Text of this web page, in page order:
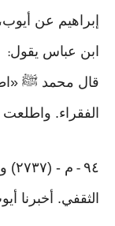
إبراهيم عن
ابن عباس يقول:
قال محمد ﷺ
الفقراء. واطلعت
٩٤ -
م -
الثقفي. أخبرنا